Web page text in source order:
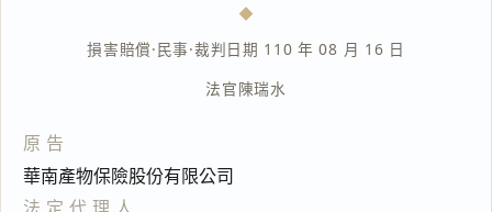
損害賠償·民事·裁判日期 110 年 08 月 16 日
法官陳瑞水
原告
華南產物保險股份有限公司